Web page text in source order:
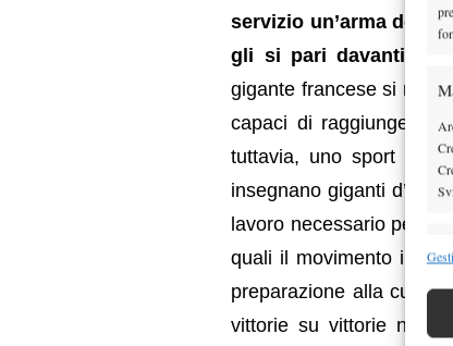
servizio un’arma
gli si pari davanti
gigante francese si
capaci di raggiungere
tuttavia, uno sport
insegnano giganti d’alta
lavoro necessario per
quali il movimento in
preparazione alla cura
vittorie su vittorie nel